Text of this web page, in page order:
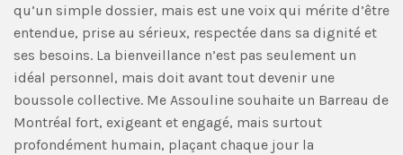
qu’un simple dossier, mais est une voix qui mérite d’être
entendue, prise au sérieux, respectée dans sa dignité et
ses besoins. La bienveillance n’est pas seulement un
idéal personnel, mais doit avant tout devenir une
boussole collective. Me Assouline souhaite un Barreau de
Montréal fort, exigeant et engagé, mais surtout
profondément humain, plaçant chaque jour la